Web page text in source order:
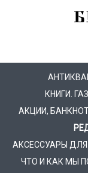
КНИГИ.
АКЦИИ,
АКСЕССУАРЫ
ЧТО И КАК МЫ